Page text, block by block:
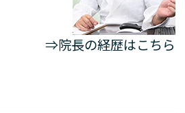
⇒院長の経歴はこちら